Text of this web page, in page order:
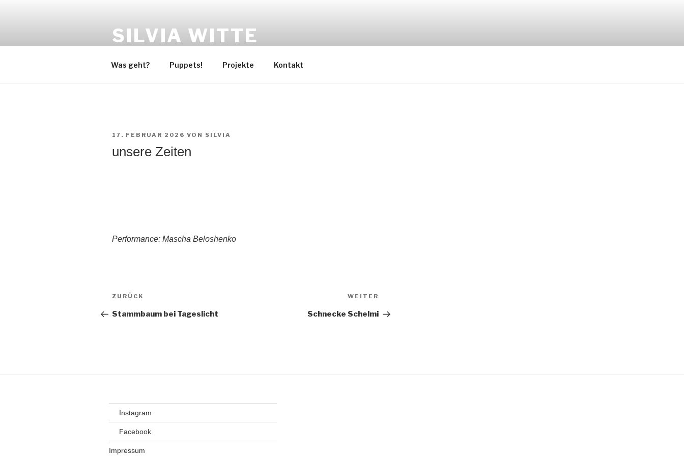
SILVIA WITTE
Was geht?
Puppets! Projekte Kontakt
VERÖFFENTLICHT
17. FEBRUAR 2026 VON SILVIA
unsere Zeiten
Performance: Mascha Beloshenko
Beitragsnavigation
Vorheriger
ZURÜCK
Stammbaum bei Tageslicht
WEITER
Schnecke Schelmi
Instagram
Facebook
Impressum